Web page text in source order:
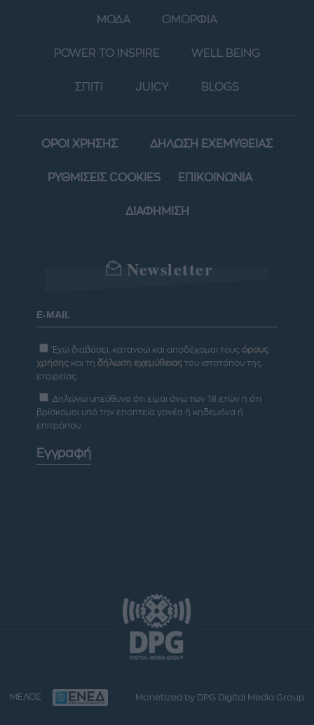
ΜΟΔΑ ΟΜΟΡΦΙΑ
POWER TO INSPIRE WELL BEING
ΣΠΙΤΙ JUICY BLOGS
ΟΡΟΙ ΧΡΗΣΗΣ ΔΗΛΩΣΗ ΕΧΕΜΥΘΕΙΑΣ
ΡΥΘΜΙΣΕΙΣ COOKIES ΕΠΙΚΟΙΝΩΝΙΑ
ΔΙΑΦΗΜΙΣΗ
Newsletter
Έχω διαβάσει, κατανοώ και αποδέχομαι τους όρους
χρήσης και τη δήλωση εχεμύθειας του ιστοτόπου της
εταιρείας
Δηλώνω υπεύθυνα ότι είμαι άνω των 18 ετών ή ότι
βρίσκομαι υπό την εποπτεία γονέα ή κηδεμόνα ή
επιτρόπου
Εγγραφή
ΜΕΛΟΣ Monetized by DPG Digital Media Group